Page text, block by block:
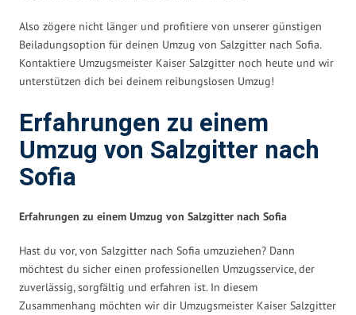
Also zögere nicht länger und profitiere von unserer günstigen
Beiladungsoption für deinen Umzug von Salzgitter nach Sofia.
Kontaktiere Umzugsmeister Kaiser Salzgitter noch heute und wir
unterstützen dich bei deinem reibungslosen Umzug!
Erfahrungen zu einem
Umzug von Salzgitter nach
Sofia
Erfahrungen zu einem Umzug von Salzgitter nach Sofia
Hast du vor, von Salzgitter nach Sofia umzuziehen? Dann
möchtest du sicher einen professionellen Umzugsservice, der
zuverlässig, sorgfältig und erfahren ist. In diesem
Zusammenhang möchten wir dir Umzugsmeister Kaiser Salzgitter